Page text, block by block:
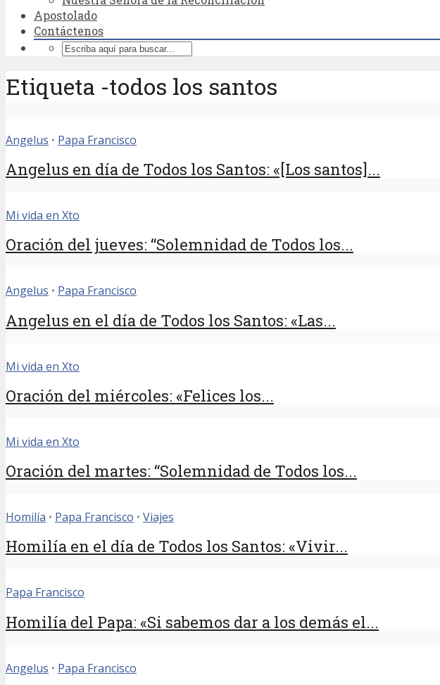
Apostolado
Contáctenos
Etiqueta -todos los santos
Angelus • Papa Francisco
Angelus en día de Todos los Santos: «[Los santos]...
Mi vida en Xto
Oración del jueves: “Solemnidad de Todos los...
Angelus • Papa Francisco
Angelus en el día de Todos los Santos: «Las...
Mi vida en Xto
Oración del miércoles: «Felices los...
Mi vida en Xto
Oración del martes: “Solemnidad de Todos los...
Homilía • Papa Francisco • Viajes
Homilía en el día de Todos los Santos: «Vivir...
Papa Francisco
Homilía del Papa: «Si sabemos dar a los demás el...
Angelus • Papa Francisco